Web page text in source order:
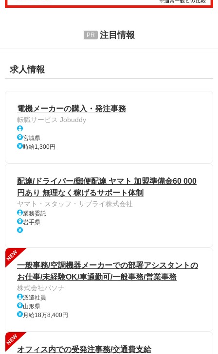
注目情報
求人情報
電機メーカーの購入・発注事務
転職サービス Jobuddy
宮城県
時給1,300円
配達/ドライバー/郵便配達 ヤマト 加盟準備金60 000
円あり 無理なく稼げるサポート体制
ヤマト・スタッフ・サプライ株式会社
業務委託
岩手県
NEW
一般事務/空調機器メーカーでの部署アシスタントの
お仕事/未経験OK/車通勤可/一般事務/営業事務
株式会社パソナ
派遣社員
山形県
月給18万8,400円
NEW
オフィス内での受発注事務/交通費支給